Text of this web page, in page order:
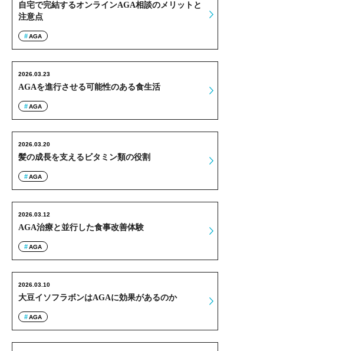
自宅で完結するオンラインAGA相談のメリットと
注意点
AGA
AGAを進行させる可能性のある食生活
2026.03.23
AGA
髪の成長を支えるビタミン類の役割
2026.03.20
AGA
AGA治療と並行した食事改善体験
2026.03.12
AGA
大豆イソフラボンはAGAに効果があるのか
2026.03.10
AGA